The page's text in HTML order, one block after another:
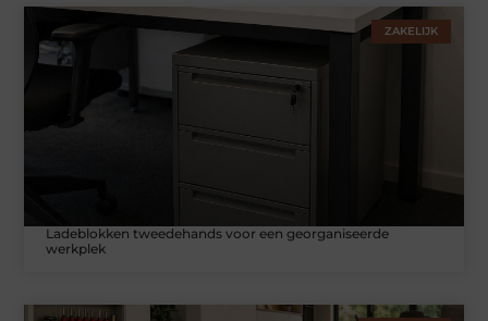
ZAKELIJK
Ladeblokken tweedehands voor een georganiseerde
werkplek